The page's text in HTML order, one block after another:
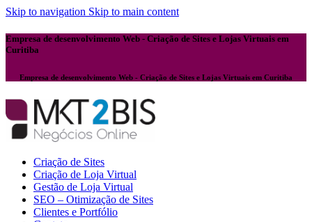
Skip to navigation Skip to main content
Empresa de desenvolvimento Web - Criação de Sites e Lojas Virtuais em
Curitiba
Empresa de desenvolvimento Web - Criação de Sites e Lojas Virtuais em Curitiba
Criação de Sites
Criação de Loja Virtual
Gestão de Loja Virtual
SEO – Otimização de Sites
Clientes e Portfólio